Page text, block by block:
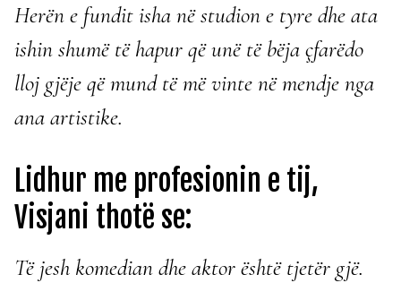
Herën e fundit isha në studion e tyre dhe ata
ishin shumë të hapur që unë të bëja çfarëdo
lloj gjëje që mund të më vinte në mendje nga
ana artistike.
Lidhur me profesionin e tij,
Visjani thotë se:
Të jesh komedian dhe aktor është tjetër gjë.